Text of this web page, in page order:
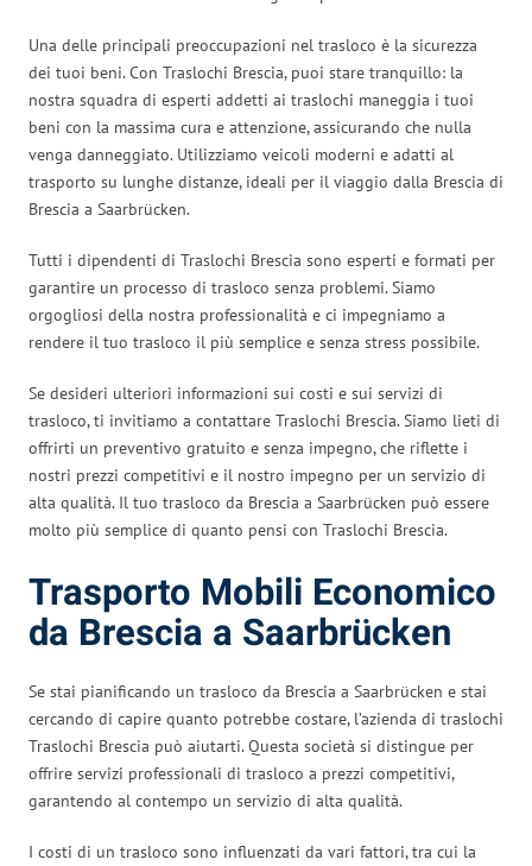
Una delle principali preoccupazioni nel trasloco è la sicurezza
dei tuoi beni. Con Traslochi Brescia, puoi stare tranquillo: la
nostra squadra di esperti addetti ai traslochi maneggia i tuoi
beni con la massima cura e attenzione, assicurando che nulla
venga danneggiato. Utilizziamo veicoli moderni e adatti al
trasporto su lunghe distanze, ideali per il viaggio dalla Brescia di
Brescia a Saarbrücken.
Tutti i dipendenti di Traslochi Brescia sono esperti e formati per
garantire un processo di trasloco senza problemi. Siamo
orgogliosi della nostra professionalità e ci impegniamo a
rendere il tuo trasloco il più semplice e senza stress possibile.
Se desideri ulteriori informazioni sui costi e sui servizi di
trasloco, ti invitiamo a contattare Traslochi Brescia. Siamo lieti di
offrirti un preventivo gratuito e senza impegno, che riflette i
nostri prezzi competitivi e il nostro impegno per un servizio di
alta qualità. Il tuo trasloco da Brescia a Saarbrücken può essere
molto più semplice di quanto pensi con Traslochi Brescia.
Trasporto Mobili Economico
da Brescia a Saarbrücken
Se stai pianificando un trasloco da Brescia a Saarbrücken e stai
cercando di capire quanto potrebbe costare, l’azienda di traslochi
Traslochi Brescia può aiutarti. Questa società si distingue per
offrire servizi professionali di trasloco a prezzi competitivi,
garantendo al contempo un servizio di alta qualità.
I costi di un trasloco sono influenzati da vari fattori, tra cui la